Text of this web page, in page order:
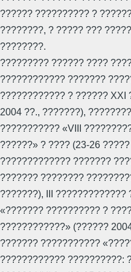
?????? ?????????? ?
????????, ? ????? ???
????????.
????????? ?????? ????
???????????? ???????
???????????? ? ?????? XXI
2004 ??., ???????),
??????????? «VIII
??????» ? ???? (23-26
????????????? ???????
??????? ????????
???????), III ?????????????
«??????? ?????????? ?
????????????» (??????
??????? ???????????
???????????? ??????????: